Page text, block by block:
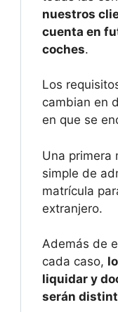
nuestros
cuenta en
coches.
Los
cambian en
en que se
Una primera
simple de
matrícula
extranjero.
Además de
cada caso,
liquidar y
serán